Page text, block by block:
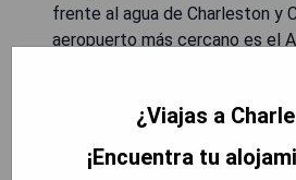
frente al agua de Charleston y
aeropuerto más cercano es el
de traslado al aeropuerto por
- Excelente ubicación en el
¿Viajas a
¡Encuentra tu